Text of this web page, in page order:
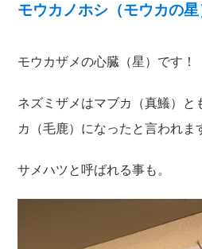
モウカノホシ（モウカの星
モウカザメの心臓（星）です！
ネズミザメはマブカ（真鱶）と
カ（毛鹿）になったと言われま
サメハツと呼ばれる事も。